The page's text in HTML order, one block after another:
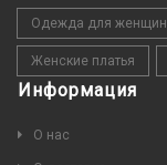
Одежда для женщин
Женские платья
Информация
О нас